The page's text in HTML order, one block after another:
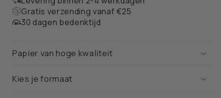
Gratis verzending vanaf €25
30 dagen bedenktijd
Papier van hoge kwaliteit
Kies je formaat